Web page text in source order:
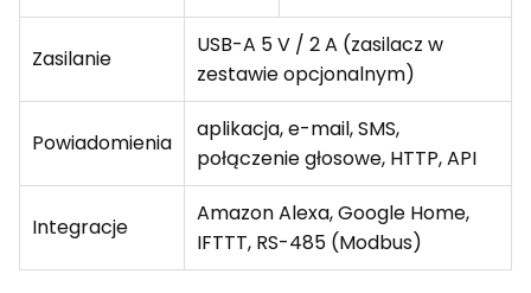
Zasilanie
USB-A 5 V / 2 A (zasilacz w
zestawie opcjonalnym)
Powiadomienia
aplikacja, e-mail, SMS,
połączenie głosowe, HTTP, API
Integracje
Amazon Alexa, Google Home,
IFTTT, RS-485 (Modbus)